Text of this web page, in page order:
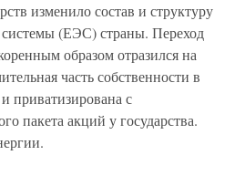
изменило состав и структуру
(ЕЭС) страны. Переход
образом отразился на
часть собственности в
приватизирована с
пакета акций у государства.